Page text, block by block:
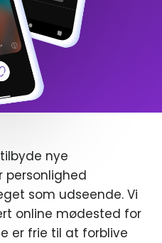
nye
personlighed
som udseende. Vi
online mødested for
er frie til at forblive